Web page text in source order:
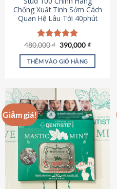
trên
trang
sản
phẩm
Chống Xuất Tinh Sớm Cách
Quan Hệ Lâu Tới 40phút
Được xếp
hạng5.00
5 sao
480,000₫ Giá
là:
480,000 ₫.
390,000₫Giá
tại
THÊM VÀO GIỎ HÀNG
Giảm giá!